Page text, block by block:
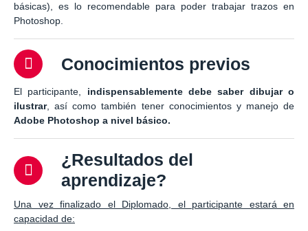
básicas), es lo recomendable para poder trabajar trazos en
Photoshop.
Conocimientos previos
El participante, indispensablemente debe saber dibujar o
ilustrar, así como también tener conocimientos y manejo de
Adobe Photoshop a nivel básico.
¿Resultados del
aprendizaje?
Una vez finalizado el Diplomado, el participante estará en
capacidad de: